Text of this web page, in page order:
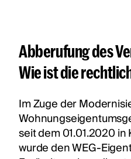
Abberufung des
Wie ist die
Im Zuge der
seit dem 01.01.2020
wurde den WEG-